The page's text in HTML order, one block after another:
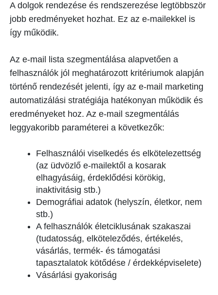
A dolgok rendezése és rendszerezése legtöbbször
jobb eredményeket hozhat. Ez az e-mailekkel is
így működik.
Az e-mail lista szegmentálása alapvetően a
felhasználók jól meghatározott kritériumok alapján
történő rendezését jelenti, így az e-mail marketing
automatizálási stratégiája hatékonyan működik és
eredményeket hoz. Az e-mail szegmentálás
leggyakoribb paraméterei a következők:
Felhasználói viselkedés és elkötelezettség
(az üdvözlő e-mailektől a kosarak
elhagyásáig, érdeklődési körökig,
inaktivitásig stb.)
Demográfiai adatok (helyszín, életkor, nem
stb.)
A felhasználók életciklusának szakaszai
(tudatosság, elköteleződés, értékelés,
vásárlás, termék- és támogatási
tapasztalatok kötődése / érdekképviselete)
Vásárlási gyakoriság